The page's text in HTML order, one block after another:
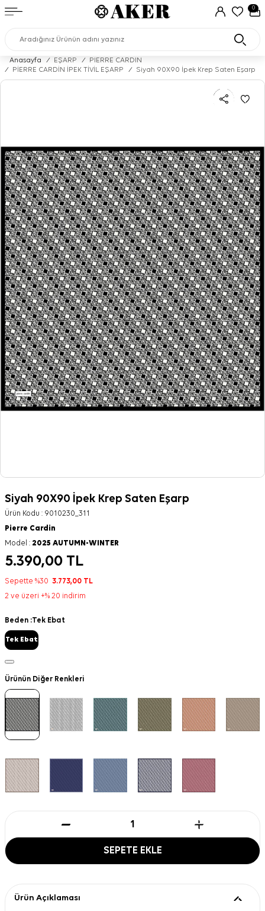
0
Anasayfa / EŞARP /
PIERRE CARDIN
/
PİERRE CARDİN İPEK TİVİL EŞARP / Siyah 90X90 İpek Krep Saten Eşarp
Siyah 90X90 İpek Krep Saten Eşarp
Ürün Kodu : 9010230_311
Pierre Cardin
Model : 2025 AUTUMN-WINTER
5.390,00 TL
Sepette %30 3.773,00 TL
2 ve üzeri +% 20 indirim
Beden :Tek Ebat
Tek Ebat
Ürünün Diğer Renkleri
SEPETE EKLE
Ürün Açıklaması